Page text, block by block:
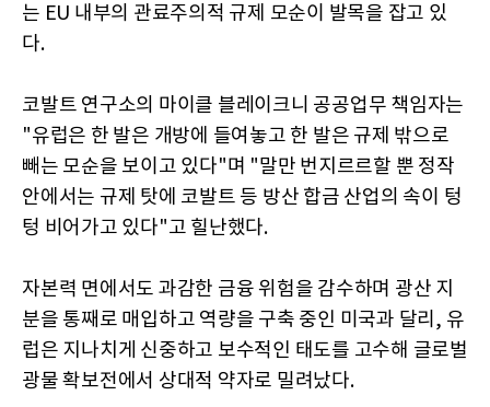
는 EU 내부의 관료주의적 규제 모순이 발목을 잡고 있
다.
코발트 연구소의 마이클 블레이크니 공공업무 책임자는
"유럽은 한 발은 개방에 들여놓고 한 발은 규제 밖으로
빼는 모순을 보이고 있다"며 "말만 번지르르할 뿐 정작
안에서는 규제 탓에 코발트 등 방산 합금 산업의 속이 텅
텅 비어가고 있다"고 힐난했다.
자본력 면에서도 과감한 금융 위험을 감수하며 광산 지
분을 통째로 매입하고 역량을 구축 중인 미국과 달리, 유
럽은 지나치게 신중하고 보수적인 태도를 고수해 글로벌
광물 확보전에서 상대적 약자로 밀려났다.